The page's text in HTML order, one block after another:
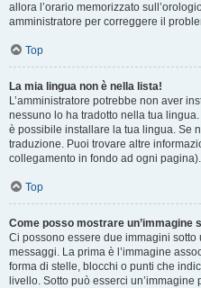
allora l’orario memorizzato
amministratore per correggere il
Top
La mia lingua non è nella lista!
L’amministratore potrebbe non aver
nessuno lo ha tradotto nella tua
è possibile installare la tua lingua. Se
traduzione. Puoi trovare altre
collegamento in fondo ad ogni pagina).
Top
Come posso mostrare un’immagine
Ci possono essere due immagini
messaggi. La prima è l’immagine
forma di stelle, blocchi o punti che
livello. Sotto può esserci